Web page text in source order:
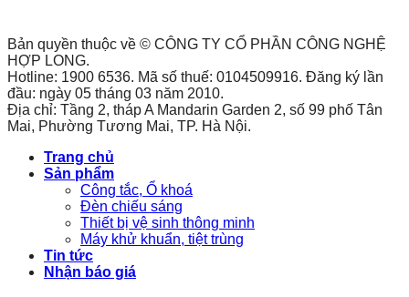
Bản quyền thuộc về © CÔNG TY CỔ PHẦN CÔNG NGHỆ
HỢP LONG.
Hotline: 1900 6536. Mã số thuế: 0104509916. Đăng ký lần
đầu: ngày 05 tháng 03 năm 2010.
Địa chỉ: Tầng 2, tháp A Mandarin Garden 2, số 99 phố Tân
Mai, Phường Tương Mai, TP. Hà Nội.
Trang chủ
Sản phẩm
Công tắc, Ổ khoá
Đèn chiếu sáng
Thiết bị vệ sinh thông minh
Máy khử khuẩn, tiệt trùng
Tin tức
Nhận báo giá